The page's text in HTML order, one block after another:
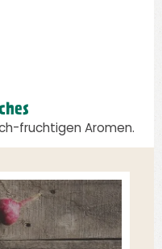
fruchtigen Aromen.